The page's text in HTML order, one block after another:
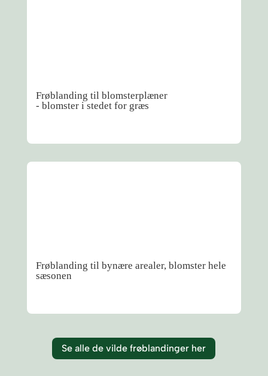
Frøblanding til blomsterplæner
- blomster i stedet for græs
Frøblanding til bynære arealer, blomster hele
sæsonen
Se alle de vilde frøblandinger her